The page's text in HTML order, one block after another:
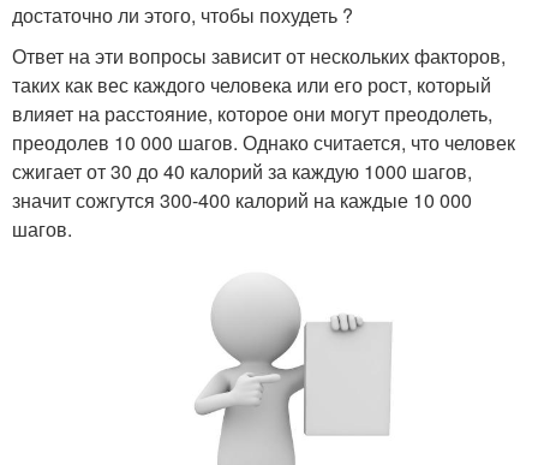
достаточно ли этого, чтобы похудеть ?
Ответ на эти вопросы зависит от нескольких факторов,
таких как вес каждого человека или его рост, который
влияет на расстояние, которое они могут преодолеть,
преодолев 10 000 шагов. Однако считается, что человек
сжигает от 30 до 40 калорий за каждую 1000 шагов,
значит сожгутся 300-400 калорий на каждые 10 000
шагов.